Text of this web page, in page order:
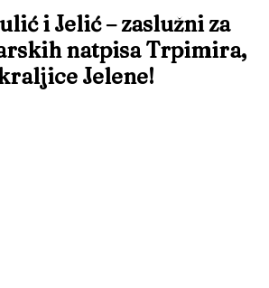
i Jelić – zaslužni za
natpisa Trpimira,
Jelene!